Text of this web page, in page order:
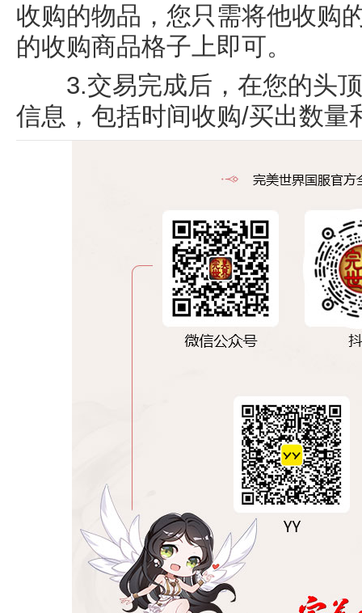
收购的物品，您只需将他收购
的收购商品格子上即可。
3.交易完成后，在您的头顶
信息，包括时间收购/买出数量